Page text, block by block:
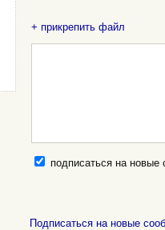
+ прикрепить файл
подписаться на
Подписаться на новые